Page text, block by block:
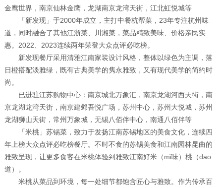
金鹰世界，南京仙林金鹰，龙湖南京龙湾天街，江北虹悦城等
「新发现」于2000年成立，主打中餐杭帮菜，23年专注杭州味
道，同时融合了其他江浙菜、川湘菜，菜品精致美味、价格亲民实
惠。2022、2023连续两年荣登大众点评必吃榜。
新发现餐厅采用清雅江南家装设计风格，整体以绿色为主调，落
日橙搭配淡雅绿，既有古典美学的隽永雅致，又有现代美学的简约时
尚。
已进驻江苏购物中心：南京城北万象汇，南京龙湖河西天街，南
京龙湖龙湾天街，南京建邺吾悦广场，苏州中心，苏州大悦城，苏州
龙湖狮山天街，常州万象城，无锡八佰伴中心，南通八佰伴等
「米桃」苏锡菜，致力于发扬江南苏锡地区的美食文化，连续四
年上榜大众点评必吃榜餐厅。不时不食的苏锡美食和江南园林昆曲的
雅致呈现，让更多食客在米桃体验到雅致江南好米（mǐ味）桃（dāo
道）。
米桃从菜品到环境，每一处细节都饱含匠心与雅致。作为传承百